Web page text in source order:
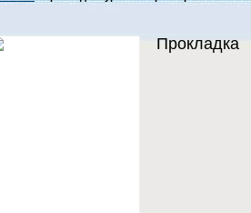
Прокладка